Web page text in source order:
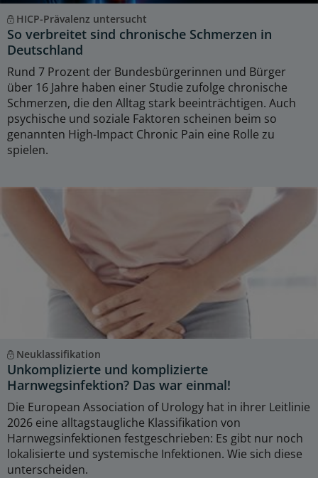
HICP-Prävalenz untersucht
So verbreitet sind chronische Schmerzen in
Deutschland
Rund 7 Prozent der Bundesbürgerinnen und Bürger
über 16 Jahre haben einer Studie zufolge chronische
Schmerzen, die den Alltag stark beeinträchtigen. Auch
psychische und soziale Faktoren scheinen beim so
genannten High-Impact Chronic Pain eine Rolle zu
spielen.
Neuklassifikation
Unkomplizierte und komplizierte
Harnwegsinfektion? Das war einmal!
Die European Association of Urology hat in ihrer Leitlinie
2026 eine alltagstaugliche Klassifikation von
Harnwegsinfektionen festgeschrieben: Es gibt nur noch
lokalisierte und systemische Infektionen. Wie sich diese
unterscheiden.